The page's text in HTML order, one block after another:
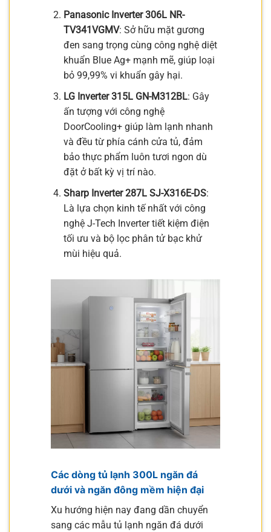
Panasonic Inverter 306L NR-
TV341VGMV: Sở hữu mặt gương
đen sang trọng cùng công nghệ diệt
khuẩn Blue Ag+ mạnh mẽ, giúp loại
bỏ 99,99% vi khuẩn gây hại.
LG Inverter 315L GN-M312BL: Gây
ấn tượng với công nghệ
DoorCooling+ giúp làm lạnh nhanh
và đều từ phía cánh cửa tủ, đảm
bảo thực phẩm luôn tươi ngon dù
đặt ở bất kỳ vị trí nào.
Sharp Inverter 287L SJ-X316E-DS:
Là lựa chọn kinh tế nhất với công
nghệ J-Tech Inverter tiết kiệm điện
tối ưu và bộ lọc phân tử bạc khử
mùi hiệu quả.
Các dòng tủ lạnh 300L ngăn đá
dưới và ngăn đông mềm hiện đại
Xu hướng hiện nay đang dần chuyển
sang các mẫu tủ lạnh ngăn đá dưới